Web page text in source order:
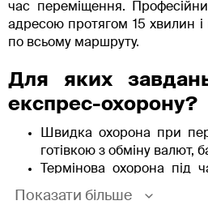
час переміщення.
адресою протягом 15 хвилин і
по всьому маршруту.
Для яких
експрес-охорону?
Швидка охорона при
готівкою з обміну валют,
Термінова охорона під
нотаріуса
Показати більше